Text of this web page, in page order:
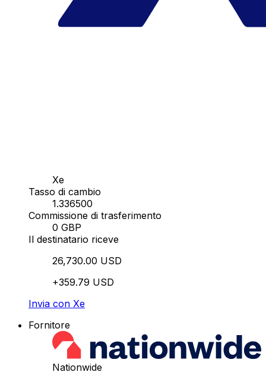
Xe
Tasso di cambio
1.336500
Commissione di trasferimento
0 GBP
Il destinatario riceve
26,730.00 USD
+359.79 USD
Invia con Xe
Fornitore
Nationwide